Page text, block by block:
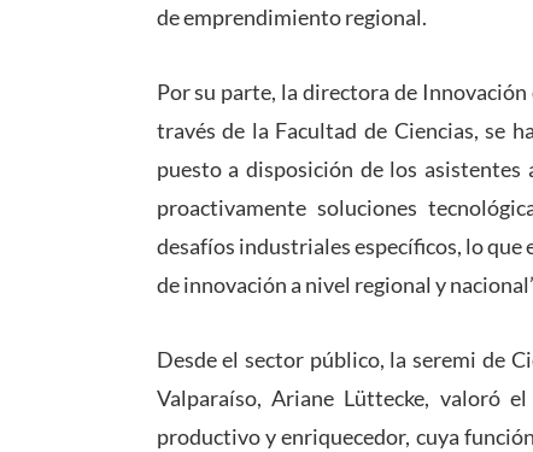
de emprendimiento regional.
Por su parte, la directora de Innovación
través de la Facultad de Ciencias, se
puesto a disposición de los asistentes
proactivamente soluciones
desafíos industriales específicos, lo que
de innovación a nivel regional y
Desde el sector público, la seremi de
Valparaíso, Ariane Lüttecke, valoró
productivo y enriquecedor, cuya